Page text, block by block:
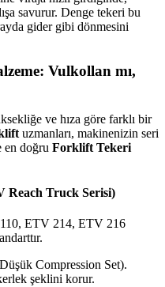
savurur. Denge tekeri bu
gider gibi dönmesini
Vulkollan mı,
ve hıza göre farklı bir
uzmanları, makinenizin seri
en doğru Forklift Tekeri
Reach Truck Serisi)
110, ETV 214, ETV 216
Compression Set).
şeklini korur.